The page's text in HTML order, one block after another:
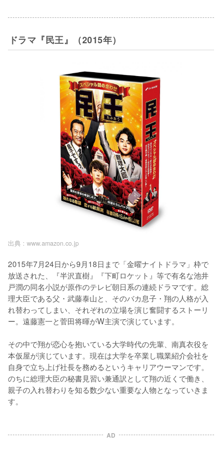
ドラマ『民王』（2015年）
出典 : www.amazon.co.jp
2015年7月24日から9月18日まで「金曜ナイトドラマ」枠で
放送された、『半沢直樹』『下町ロケット』等で有名な池井
戸潤の同名小説が原作のテレビ朝日系の連続ドラマです。総
理大臣である父・武藤泰山と、そのバカ息子・翔の人格が入
れ替わってしまい、それぞれの立場を演じ奮闘するストーリ
ー。遠藤憲一と菅田将暉がW主演で演じています。
その中で翔が恋心を抱いている大学時代の先輩、南真衣役を
本仮屋が演じています。現在は大学を卒業し職業紹介会社を
自身で立ち上げ社長を務めるというキャリアウーマンです。
のちに総理大臣の秘書見習い兼通訳として翔の近くで働き、
親子の入れ替わりを知る数少ない重要な人物となっていきま
す。
AD